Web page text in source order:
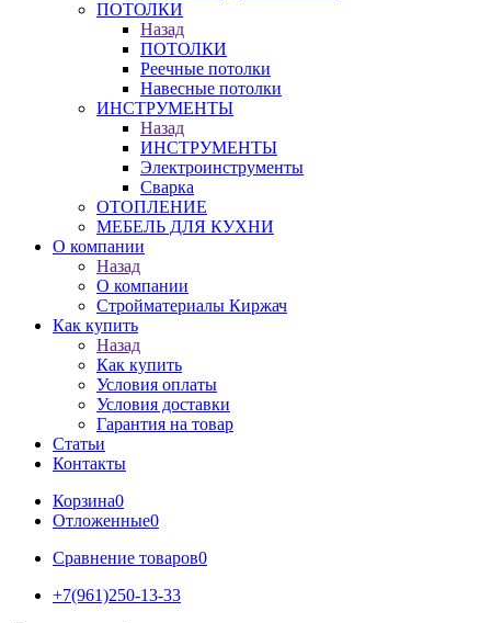
ПОТОЛКИ
Назад
ПОТОЛКИ
Реечные потолки
Навесные потолки
ИНСТРУМЕНТЫ
Назад
ИНСТРУМЕНТЫ
Электроинструменты
Сварка
ОТОПЛЕНИЕ
МЕБЕЛЬ ДЛЯ КУХНИ
О компании
Назад
О компании
Стройматериалы Киржач
Как купить
Назад
Как купить
Условия оплаты
Условия доставки
Гарантия на товар
Статьи
Контакты
Корзина0
Отложенные0
Сравнение товаров0
+7(961)250-13-33